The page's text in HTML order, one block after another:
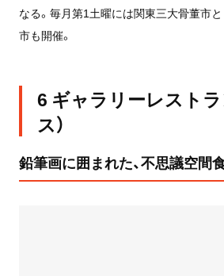
なる。毎月第1土曜には関東三大骨董市
市も開催。
6 ギャラリーレストラ
ス）
鉛筆画に囲まれた、不思議空間